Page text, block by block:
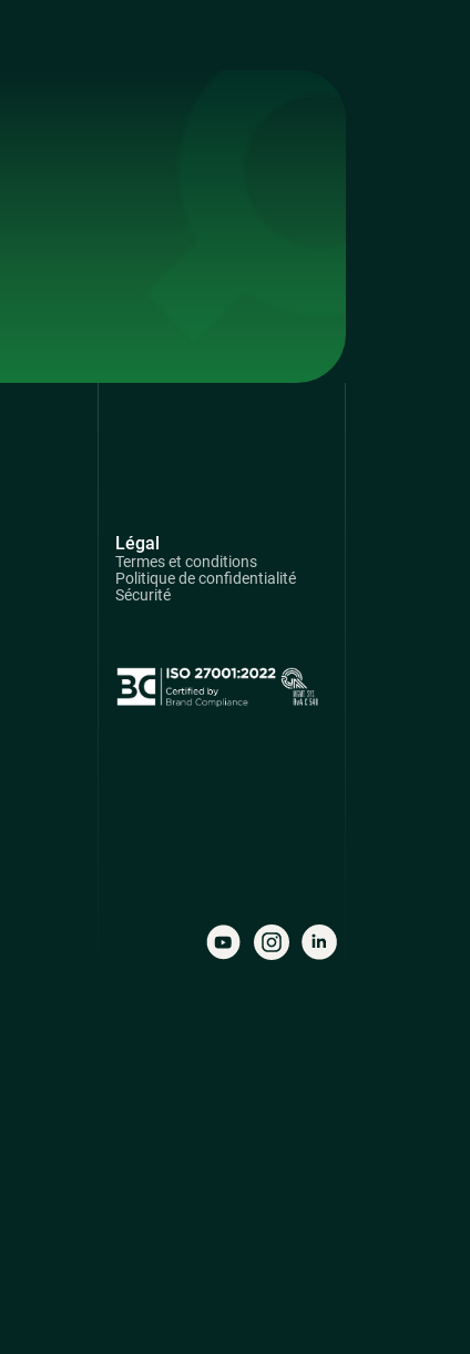
Légal
Termes et conditions
Politique de confidentialité
Sécurité